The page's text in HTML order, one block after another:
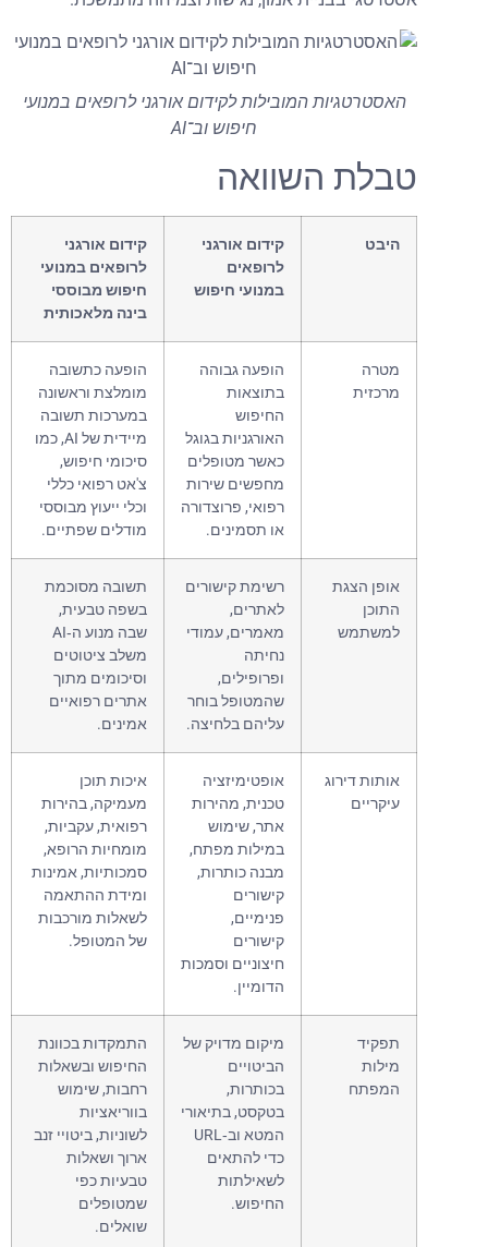
האסטרטגיות המובילות לקידום אורגני לרופאים במנועי
חיפוש וב־AI
טבלת השוואה
היבט
קידום אורגני
לרופאים
במנועי חיפוש
קידום אורגני
לרופאים במנועי
חיפוש מבוססי
בינה מלאכותית
מטרה
מרכזית
הופעה גבוהה
בתוצאות
החיפוש
האורגניות בגוגל
כאשר מטופלים
מחפשים שירות
רפואי, פרוצדורה
או תסמינים.
הופעה כתשובה
מומלצת וראשונה
במערכות תשובה
מיידית של AI, כמו
סיכומי חיפוש,
צ'אט רפואי כללי
וכלי ייעוץ מבוססי
מודלים שפתיים.
אופן הצגת
התוכן
למשתמש
רשימת קישורים
לאתרים,
מאמרים, עמודי
נחיתה
ופרופילים,
שהמטופל בוחר
עליהם בלחיצה.
תשובה מסוכמת
בשפה טבעית,
שבה מנוע ה‑AI
משלב ציטוטים
וסיכומים מתוך
אתרים רפואיים
אמינים.
אותות דירוג
עיקריים
אופטימיזציה
טכנית, מהירות
אתר, שימוש
במילות מפתח,
מבנה כותרות,
קישורים
פנימיים,
קישורים
חיצוניים וסמכות
הדומיין.
איכות תוכן
מעמיקה, בהירות
רפואית, עקביות,
מומחיות הרופא,
סמכותיות, אמינות
ומידת ההתאמה
לשאלות מורכבות
של המטופל.
תפקיד
מילות
המפתח
מיקום מדויק של
הביטויים
בכותרות,
בטקסט, בתיאורי
המטא וב‑URL
כדי להתאים
לשאילתות
החיפוש.
התמקדות בכוונת
החיפוש ובשאלות
רחבות, שימוש
בווריאציות
לשוניות, ביטויי זנב
ארוך ושאלות
טבעיות כפי
שמטופלים
שואלים.